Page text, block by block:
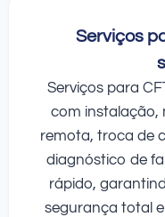
Serviços
Serviços para
com instalação,
remota, troca de
diagnóstico de
rápido,
segurança total